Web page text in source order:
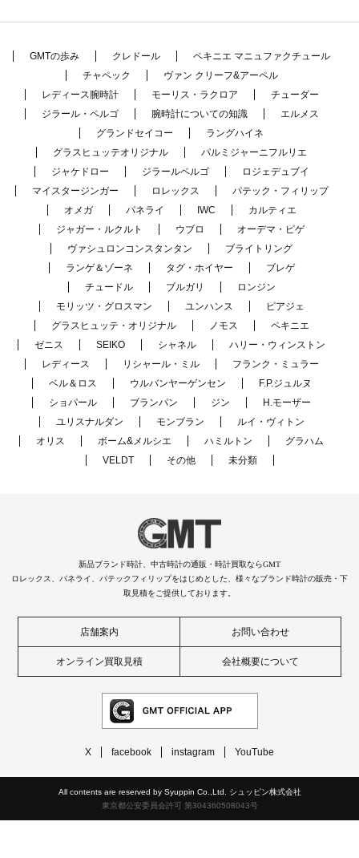
GMTの歩み クレドール
ペキニエ マニュファクチュール
チャペック
ヴァン クリーフ&アーペル
レディース腕時計
モーリス・ラクロア
チューダー
ジラール・ペルゴ
腕時計についての知識
エルメス
グランドセイコー
ラングハイネ
グラスヒュッテオリジナル
パルミジャーニフルリエ
ジャケドロー
ジラールペルゴ
ロジェデュブイ
マイスタージンガー
ロレックス
パテック・フィリップ
オメガ
パネライ IWC
カルティエ
ジャガー・ルクルト
ウブロ
オーデマ・ピゲ
ヴァシュロンコンスタンタン
ブライトリング
ランゲ＆ゾーネ
タグ・ホイヤー
ブレゲ
チュードル
ブルガリ
ロンジン
モリッツ・グロスマン
ユンハンス
ピアジェ
グラスヒュッテ・オリジナル
ノモス
ペキニエ
ゼニス
SEIKO シャネル
ハリー・ウィンストン
レディース
リシャール・ミル
フランク・ミュラー
ベル＆ロス
ウルバンヤーゲンセン
F.P.ジュルヌ
ショパール
ブランパン ジン
H.モーザー
ユリスナルダン
モンブラン
ルイ・ヴィトン
オリス
ボーム&メルシエ ハミルトン
グラハム
VELDT
その他 未分類
新品ブランド時計、中古時計の通販・時計買取ならGMT
ロレックス、パネライ、パテックフィリップをはじめとした、様々なブランド時計の販売・下
取見積をご提供しております。
店舗案内 お問い合わせ
オンライン買取見積 会社概要について
X facebook instagram YouTube
All contents are reserved by Syuppin Co.,Ltd. シュッピン株式会社
東京都公安委員会許可 第304360508043号